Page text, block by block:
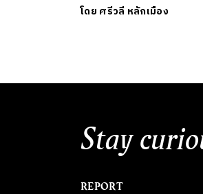
โดย ศรีวลี หลักเมือง
Stay
REPORT